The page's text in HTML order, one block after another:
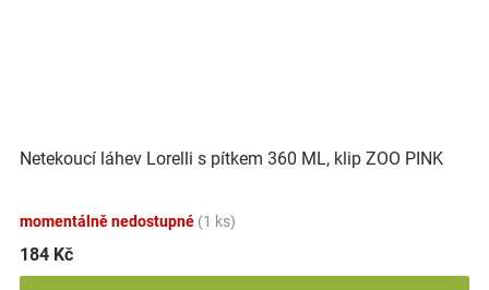
Netekoucí láhev Lorelli s pítkem 360 ML, klip ZOO PINK
momentálně nedostupné (1 ks)
184 Kč